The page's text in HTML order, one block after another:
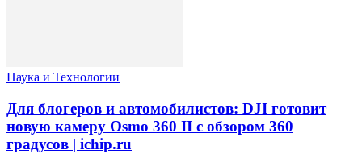
Наука и Технологии
Для блогеров и автомобилистов: DJI готовит
новую камеру Osmo 360 II с обзором 360
градусов | ichip.ru